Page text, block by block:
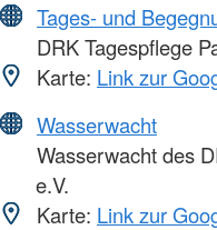
Tages- und
DRK Tagespflege
Karte: Link zur
Wasserwacht
Wasserwacht des
e.V.
Karte: Link zur